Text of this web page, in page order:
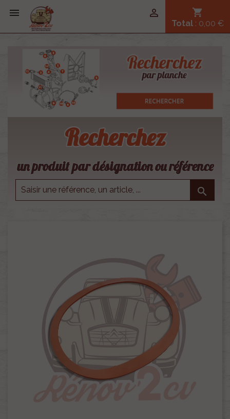
 shopping_cart
Total : 0,00 €

Recherchez
un produit par désignation ou référence
